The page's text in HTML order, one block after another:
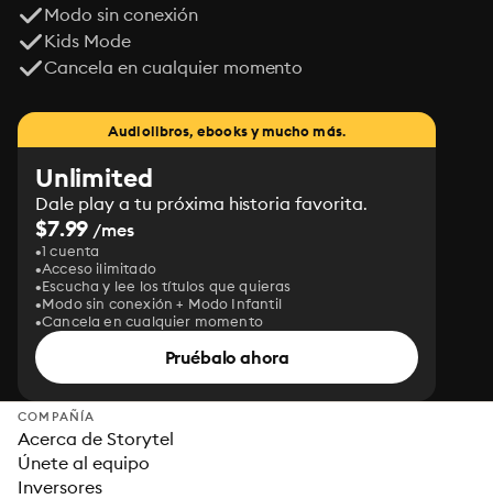
Modo sin conexión
Kids Mode
Cancela en cualquier momento
Audiolibros, ebooks y mucho más.
Unlimited
Dale play a tu próxima historia favorita.
$7.99 /mes
1 cuenta
Acceso ilimitado
Escucha y lee los títulos que quieras
Modo sin conexión + Modo Infantil
Cancela en cualquier momento
Pruébalo ahora
COMPAÑÍA
Acerca de Storytel
Únete al equipo
Inversores